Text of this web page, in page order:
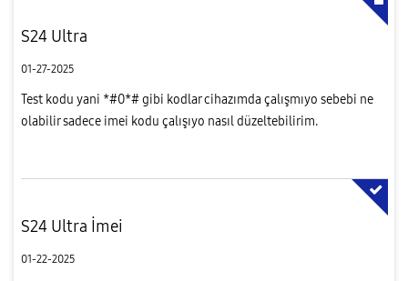
S24 Ultra
01-27-2025
Test kodu yani *#0*# gibi kodlar cihazımda çalışmıyo sebebi ne
olabilir sadece imei kodu çalışıyo nasıl düzeltebilirim.
S24 Ultra İmei
01-22-2025